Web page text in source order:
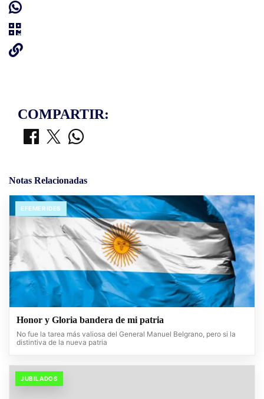
COMPARTIR:
Notas Relacionadas
EFEMERIDES
Honor y Gloria bandera de mi patria
No fue la tarea más valiosa del General Manuel Belgrano, pero si la
distintiva de la nueva patria
JUBILADOS